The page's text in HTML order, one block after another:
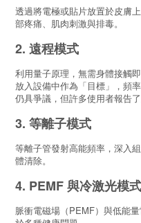
透過將電極或貼片放置於皮膚
部疼痛、肌肉刺激與排毒。
2. 遠程模式
利用量子原理，無需身體接觸
放入設備中作為「目標」，頻
仍具爭議，但許多使用者報告了
3. 等離子模式
等離子管發射高能頻率，深入
體清除。
4. PEMF 與冷激光模式
脈衝電磁場（PEMF）與低能